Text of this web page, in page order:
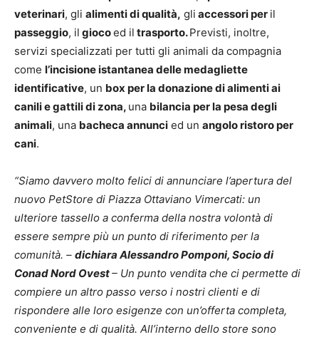
veterinari, gli alimenti di qualità, gli accessori per il
passeggio, il giocoed il trasporto.Previsti, inoltre,
servizi specializzati per tutti gli animali da compagnia
come l’incisione istantanea delle medagliette
identificative, un box per la donazione di alimenti ai
canili e gattili di zona, una bilancia per la pesa degli
animali, una bacheca annunci ed un angolo ristoro per
cani.
“Siamo davvero molto felici di annunciare l’apertura del
nuovo PetStore di Piazza Ottaviano Vimercati: un
ulteriore tassello a conferma della nostra volontà di
essere sempre più un punto di riferimento per la
comunità. – dichiara Alessandro Pomponi, Socio di
Conad Nord Ovest– Un punto vendita che ci permette di
compiere un altro passo verso i nostri clienti e di
rispondere alle loro esigenze con un’offerta completa,
conveniente e di qualità. All’interno dello store sono